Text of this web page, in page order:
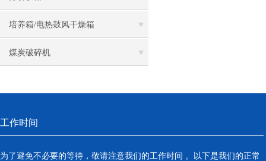
培养箱/电热鼓风干燥箱
煤炭破碎机
工作时间
为了避免不必要的等待，敬请注意我们的工作时间 。以下是我们的正常